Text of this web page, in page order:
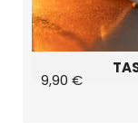
9,90 €